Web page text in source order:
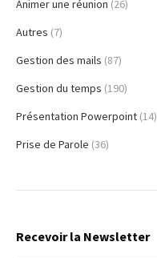
Animer une réunion (26)
Autres (7)
Gestion des mails (87)
Gestion du temps (190)
Présentation Powerpoint (14)
Prise de Parole (36)
Recevoir la Newsletter